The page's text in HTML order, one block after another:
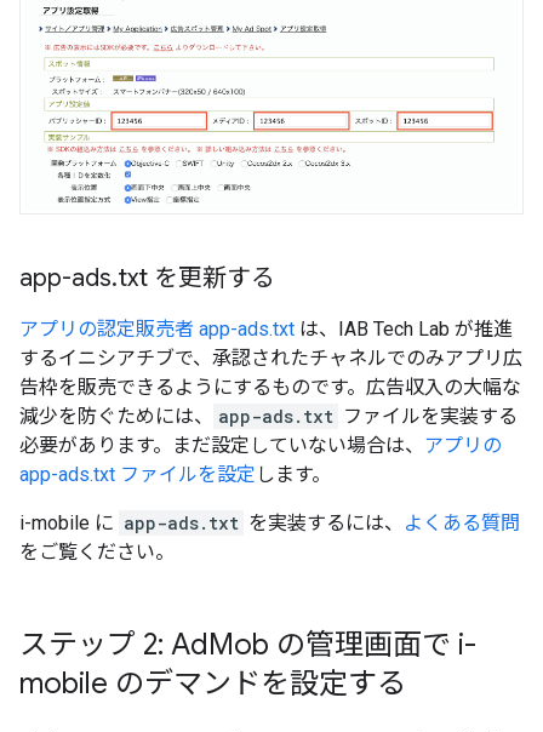
app-ads.txt を更新する
アプリの認定販売者 app-ads.txt は、IAB Tech Lab が推進
するイニシアチブで、承認されたチャネルでのみアプリ広
告枠を販売できるようにするものです。広告収入の大幅な
減少を防ぐためには、
app-ads.txt ファイルを実装する
必要があります。まだ設定していない場合は、 アプリの
app-ads.txt ファイルを設定 します。
i-mobile に app-ads.txt を実装するには、
よくある質問
をご覧ください。
ステップ 2: AdMob の管理画面で i-
mobile のデマンドを設定する